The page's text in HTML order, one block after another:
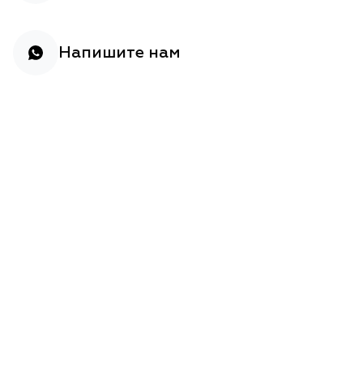
Напишите нам